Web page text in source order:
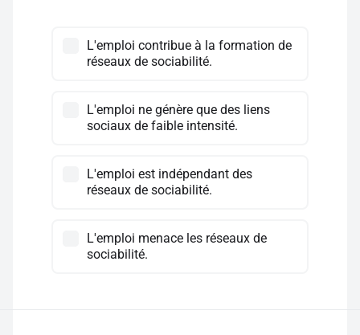
L'emploi contribue à la formation de
réseaux de sociabilité.
L'emploi ne génère que des liens
sociaux de faible intensité.
L'emploi est indépendant des
réseaux de sociabilité.
L'emploi menace les réseaux de
sociabilité.